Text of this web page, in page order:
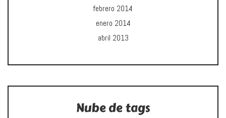
febrero 2014
enero 2014
abril 2013
Nube de tags